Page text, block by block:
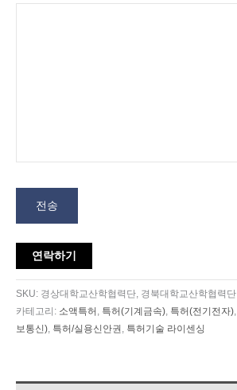
전송
연락하기
SKU: 경상대학교산학협력단, 경북대학교산학협력단
카테고리: 소액특허 , 특허(기계금속), 특허(전기전자),
보통신), 특허/실용신안권 , 특허기술 라이센싱